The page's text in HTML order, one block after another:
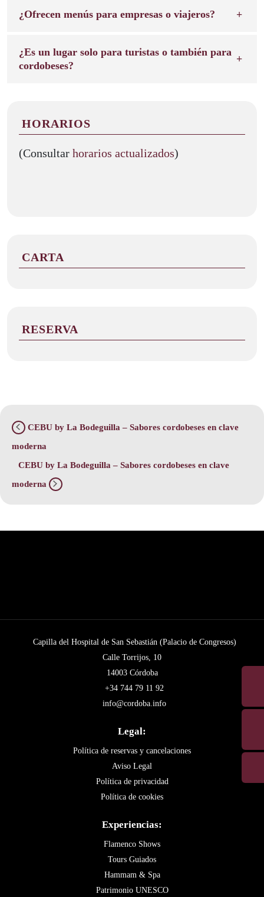
¿Ofrecen menús para empresas o viajeros?
¿Es un lugar solo para turistas o también para
cordobeses?
HORARIOS
(Consultar horarios actualizados)
CARTA
RESERVA
CEBU by La Bodeguilla – Sabores cordobeses en clave
moderna
CEBU by La Bodeguilla – Sabores cordobeses en clave
moderna
Capilla del Hospital de San Sebastián (Palacio de Congresos)
Calle Torrijos, 10
14003 Córdoba
+34 744 79 11 92
info@cordoba.info
Legal:
Política de reservas y cancelaciones
Aviso Legal
Política de privacidad
Política de cookies
Experiencias:
Flamenco Shows
Tours Guiados
Hammam & Spa
Patrimonio UNESCO